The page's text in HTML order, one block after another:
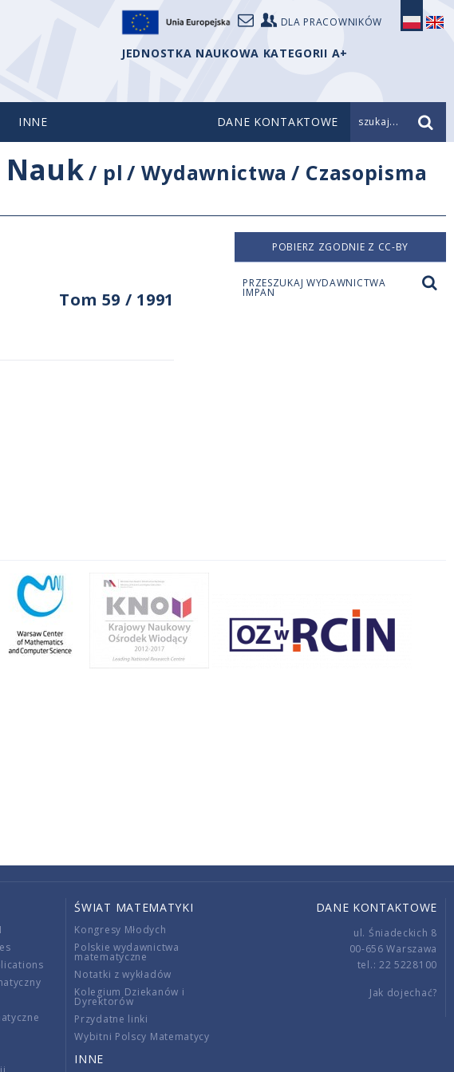
DLA PRACOWNIKÓW
JEDNOSTKA NAUKOWA KATEGORII A+
INNE DANE KONTAKTOWE szukaj...
/ pl /Wydawnictwa / Czasopisma
Tom 59 / 1991
POBIERZ ZGODNIE Z CC-BY
PRZESZUKAJ WYDAWNICTWA
IMPAN
ŚWIAT MATEMATYKI
Kongresy Młodych
Polskie wydawnictwa
matematyczne
Notatki z wykładów
Kolegium Dziekanów i
Dyrektorów
Przydatne linki
Wybitni Polscy Matematycy
INNE
DANE KONTAKTOWE
ul. Śniadeckich 8
00-656 Warszawa
tel.: 22 5228100
Jak dojechać?